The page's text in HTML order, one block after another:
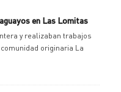
en Las Lomitas
y realizaban trabajos
originaria La